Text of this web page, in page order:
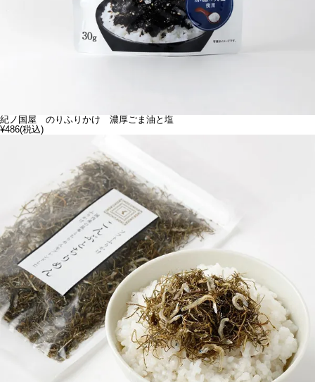
紀ノ国屋 のりふりかけ 濃厚ごま油と塩
¥486(税込)